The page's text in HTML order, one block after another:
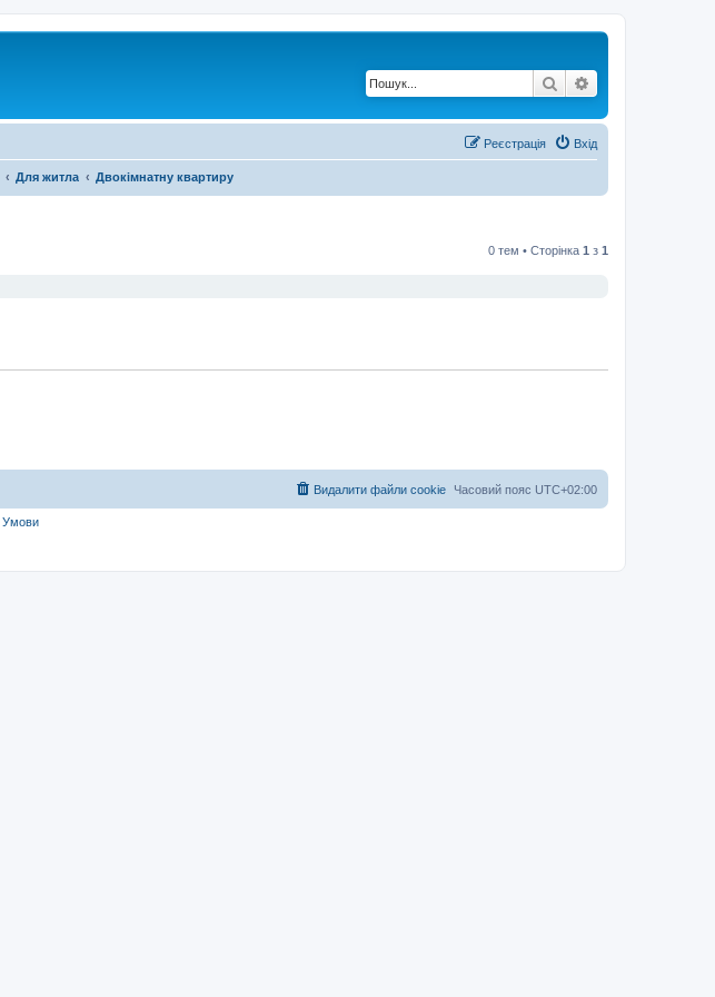
Пошук
Вхід
Реєстрація
Для житла Двокімнатну квартиру
0 тем • Сторінка 1 з 1
Часовий пояс UTC+02:00
Видалити файли cookie
Умови